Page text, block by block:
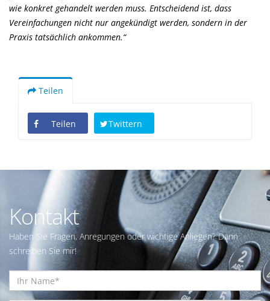
wie konkret gehandelt werden muss. Entscheidend ist, dass
Vereinfachungen nicht nur angekündigt werden, sondern in der
Praxis tatsächlich ankommen.“
Teilen
Teilen Twittern
Kontakt
Haben Sie Fragen, Anregungen oder wichtige Anliegen? Dann
schreiben Sie mir!